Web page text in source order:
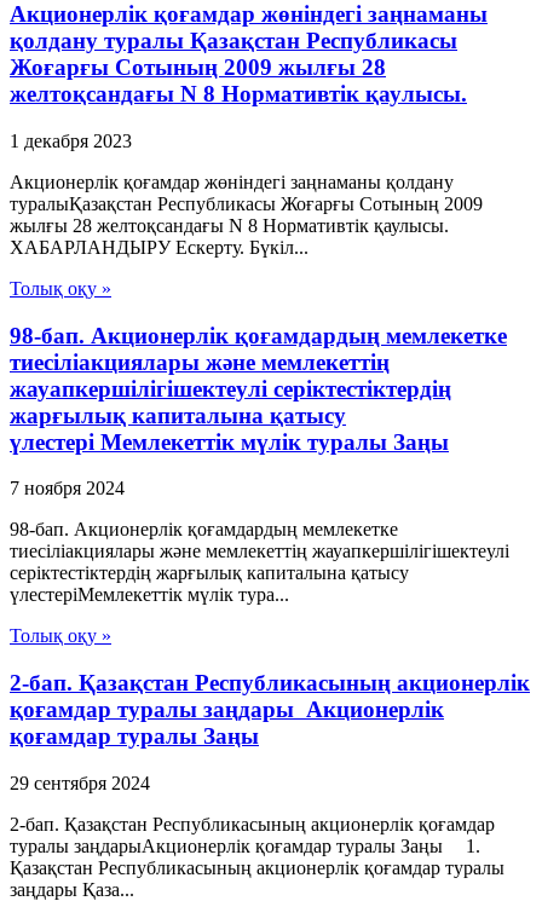
Акционерлік қоғамдар жөніндегі заңнаманы
қолдану туралы Қазақстан Республикасы
Жоғарғы Сотының 2009 жылғы 28
желтоқсандағы N 8 Нормативтік қаулысы.
1 декабря 2023
Акционерлік қоғамдар жөніндегі заңнаманы қолдану
туралыҚазақстан Республикасы Жоғарғы Сотының 2009
жылғы 28 желтоқсандағы N 8 Нормативтік қаулысы.
ХАБАРЛАНДЫРУ Ескерту. Бүкіл...
Толық оқу »
98-бап. Акционерлік қоғамдардың мемлекетке
тиесiлiакциялары және мемлекеттiң
жауапкершiлiгiшектеулi серiктестiктердiң
жарғылық капиталына қатысу
үлестерi Мемлекеттік мүлік туралы Заңы
7 ноября 2024
98-бап. Акционерлік қоғамдардың мемлекетке
тиесiлiакциялары және мемлекеттiң жауапкершiлiгiшектеулi
серiктестiктердiң жарғылық капиталына қатысу
үлестерiМемлекеттік мүлік тура...
Толық оқу »
2-бап. Қазақстан Республикасының акционерлік
қоғамдар туралы заңдары Акционерлік
қоғамдар туралы Заңы
29 сентября 2024
2-бап. Қазақстан Республикасының акционерлік қоғамдар
туралы заңдарыАкционерлік қоғамдар туралы Заңы 1.
Қазақстан Республикасының акционерлік қоғамдар туралы
заңдары Қаза...